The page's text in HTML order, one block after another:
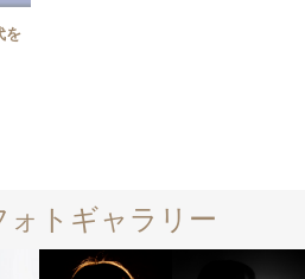
を
ォトギャラリー